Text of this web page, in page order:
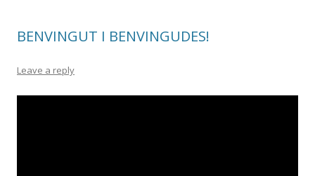
BENVINGUT I BENVINGUDES!
Leave a reply